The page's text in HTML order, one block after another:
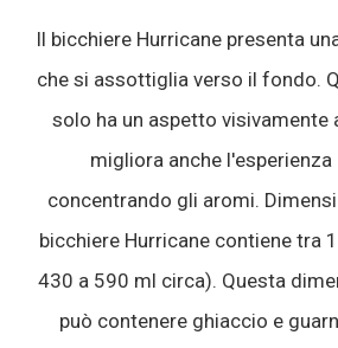
Il bicchiere Hurricane presenta
che si assottiglia verso il fondo.
solo ha un aspetto visivamente
migliora anche
concentrando gli aromi.
bicchiere Hurricane contiene tra
430 a 590 ml circa). Questa
può contenere ghiaccio e